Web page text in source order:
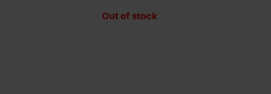
Out of stock